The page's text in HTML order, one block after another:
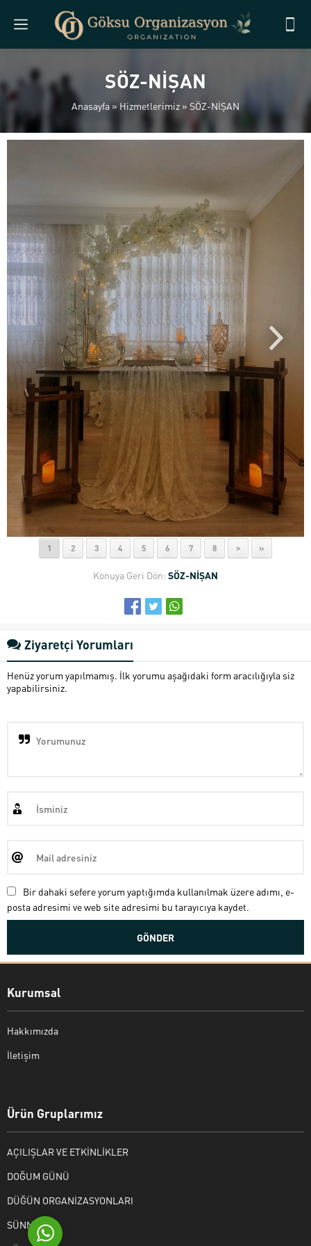
SÖZ-NİŞAN
Anasayfa »Hizmetlerimiz » SÖZ-NİŞAN
1 2 3 4 5 6 7 8 > »
Konuya Geri Dön: SÖZ-NİŞAN
Ziyaretçi Yorumları
Henüz yorum yapılmamış. İlk yorumu aşağıdaki form aracılığıyla siz
yapabilirsiniz.
Bir dahaki sefere yorum yaptığımda kullanılmak üzere adımı, e-
posta adresimi ve web site adresimi bu tarayıcıya kaydet.
Kurumsal
Hakkımızda
İletişim
Ürün Gruplarımız
AÇILIŞLAR VE ETKİNLİKLER
DOĞUM GÜNÜ
DÜĞÜN ORGANİZASYONLARI
SÜNNET